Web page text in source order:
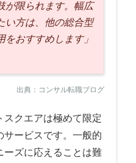
が限られます。幅広
い方は、他の総合型
おすすめします」
出典：コンサル転職ブログ
スクエアは極めて限定
サービスです。一般的
ーズに応えることは難